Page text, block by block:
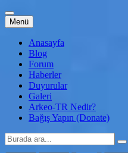
Menü İçeriğe
atla
Anasayfa
Blog
Forum
Haberler
Duyurular
Galeri
Arkeo-TR Nedir?
Bağış Yapın (Donate)
Arama: